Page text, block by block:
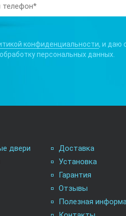
конфиденциальности, и даю
обработку персональных данных.
двери
Доставка
Установка
Гарантия
Отзывы
Полезная